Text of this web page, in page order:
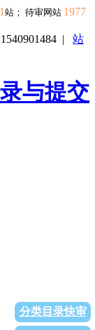
站； 待审网站 1977
| 站
与提交
分类目录快审